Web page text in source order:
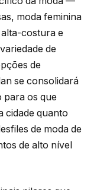
moda feminina
costura e
de
de
se consolidará
os que
cidade quanto
de moda de
de alto nível